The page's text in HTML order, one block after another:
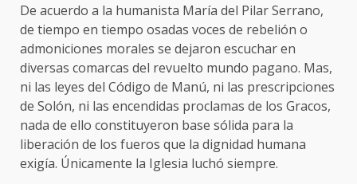
De acuerdo a la humanista María del Pilar Serrano,
de tiempo en tiempo osadas voces de rebelión o
admoniciones morales se dejaron escuchar en
diversas comar­cas del revuelto mundo pagano. Mas,
ni las leyes del Código de Manú, ni las prescripciones
de Solón, ni las encendidas proclamas de los Gracos,
nada de ello constituyeron base sólida para la
liberación de los fueros que la dignidad humana
exigía. Únicamente la Iglesia luchó siempre.